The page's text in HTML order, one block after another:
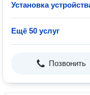
Установка
Ещё 50 услуг
Позвонить